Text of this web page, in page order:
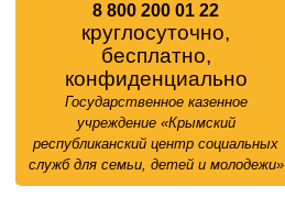
8 800 200 01 22
круглосуточно,
бесплатно,
конфиденциально
Государственное казенное
учреждение «Крымский
республиканский центр социальных
служб для семьи, детей и молодежи»